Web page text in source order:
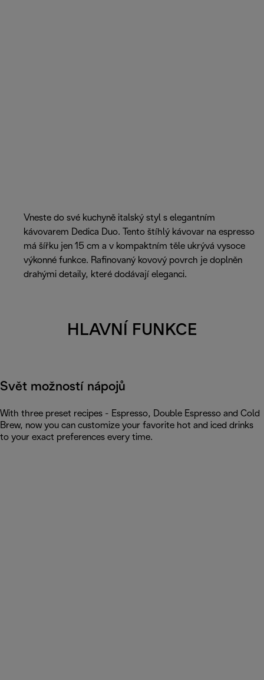
Vneste do své kuchyně italský styl s elegantním
kávovarem Dedica Duo. Tento štíhlý kávovar na espresso
má šířku jen 15 cm a v kompaktním těle ukrývá vysoce
výkonné funkce. Rafinovaný kovový povrch je doplněn
drahými detaily, které dodávají eleganci.
HLAVNÍ FUNKCE
Svět možností nápojů
With three preset recipes - Espresso, Double Espresso and Cold
Brew, now you can customize your favorite hot and iced drinks
to your exact preferences every time.